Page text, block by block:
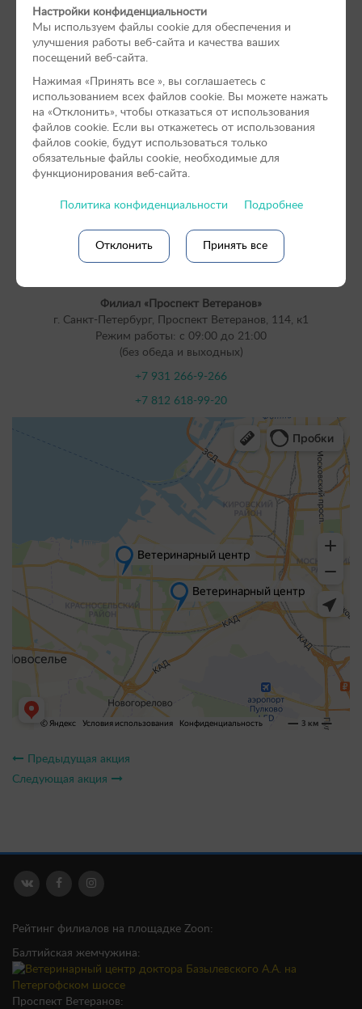
Филиал «Проспект Ветеранов»
г. Санкт-Петербург, Проспект Ветеранов, 114, к1
Режим работы: с 09:00 до 21:00
(без обеда и выходных)
+7 931 266-9-266
+7 812 618-99-20
Предыдущая акция
Следующая акция
Рейтинг филиалов на площадке Zoon:
Балтийская жемчужина:
Проспект Ветеранов:
Настройки конфиденциальности
Мы используем файлы cookie для обеспечения и
улучшения работы веб-сайта и качества ваших
посещений веб-сайта.
Нажимая «Принять вce », вы соглашаетесь с
использованием всех файлов cookie. Вы можете нажать
на «Отклонить», чтобы отказаться от использования
файлов сookie. Если вы откажетесь от использования
файлов cookie, будут использоваться только
обязательные файлы cookie, необходимые для
функционирования веб-сайта.
Политика конфиденциальности Подробнее
Отклонить Принять все